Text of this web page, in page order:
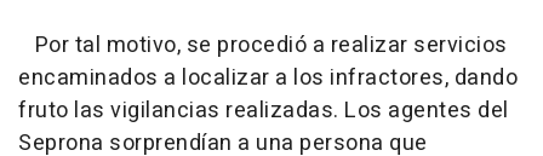
Por tal motivo, se procedió a realizar servicios
encaminados a localizar a los infractores, dando
fruto las vigilancias realizadas. Los agentes del
Seprona sorprendían a una persona que